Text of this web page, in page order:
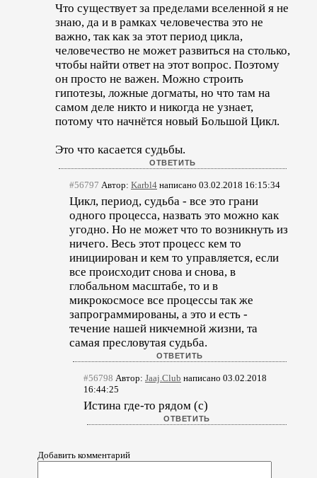
Что существует за пределами вселенной я не
знаю, да и в рамках человечества это не
важно, так как за этот период цикла,
человечество не может развиться на столько,
чтобы найти ответ на этот вопрос. Поэтому
он просто не важен. Можно строить
гипотезы, ложные догматы, но что там на
самом деле никто и никогда не узнает,
потому что начнётся новый Большой Цикл.
Это что касается судьбы.
#56797 Автор: Karbl4 написано 03.02.2018 16:15:34
Цикл, период, судьба - все это грани
одного процесса, назвать это можно как
угодно. Но не может что то возникнуть из
ничего. Весь этот процесс кем то
инициирован и кем то управляется, если
все происходит снова и снова, в
глобальном масштабе, то и в
микрокосмосе все процессы так же
запрограммированы, а это и есть -
течение нашей никчемной жизни, та
самая пресловутая судьба.
#56798 Автор: Jaaj.Club написано 03.02.2018
16:44:25
Истина где-то рядом (с)
Добавить комментарий